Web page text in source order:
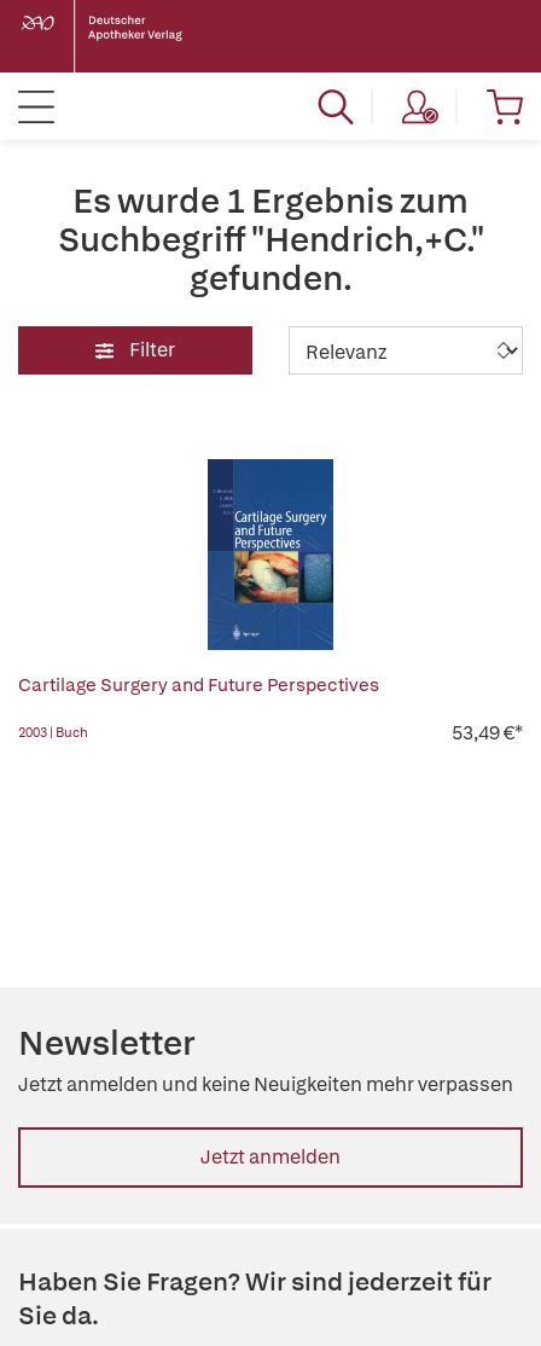
Es wurde 1 Ergebnis zum
Suchbegriff "Hendrich,+C."
gefunden.
Filter
Cartilage Surgery and Future Perspectives
2003 | Buch 53,49 €*
Newsletter
Jetzt anmelden und keine Neuigkeiten mehr verpassen
Jetzt anmelden
Haben Sie Fragen? Wir sind jederzeit für
Sie da.